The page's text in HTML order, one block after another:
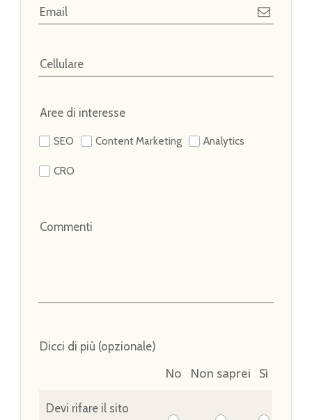
Email
Cellulare
Aree di interesse
SEO Content Marketing Analytics
CRO
Commenti
Dicci di più (opzionale)
No Non saprei Sì
Devi rifare il sito